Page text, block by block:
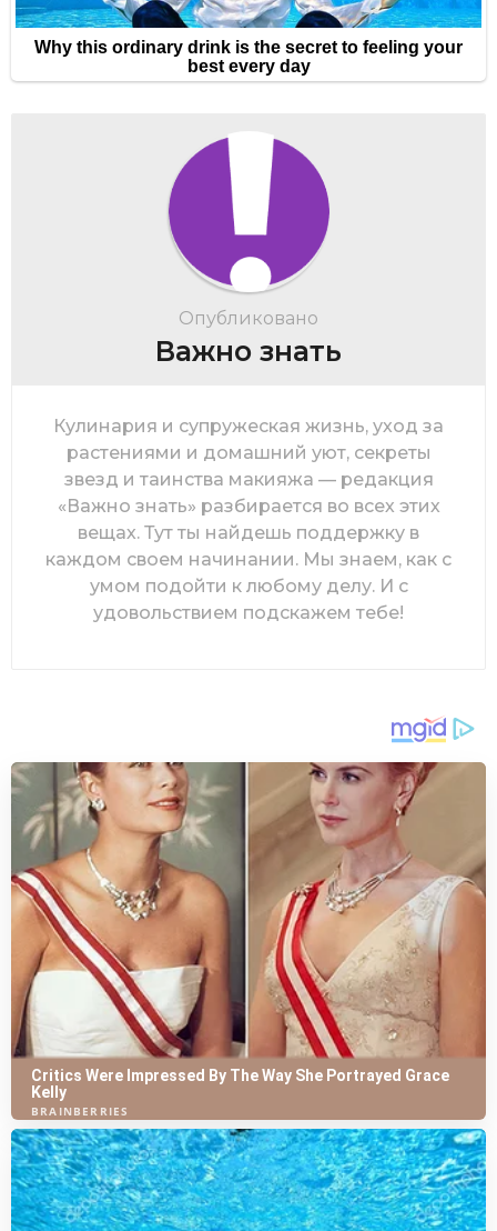
Опубликовано
Важно знать
Кулинария и супружеская жизнь, уход за
растениями и домашний уют, секреты
звезд и таинства макияжа — редакция
«Важно знать» разбирается во всех этих
вещах. Тут ты найдешь поддержку в
каждом своем начинании. Мы знаем, как с
умом подойти к любому делу. И с
удовольствием подскажем тебе!